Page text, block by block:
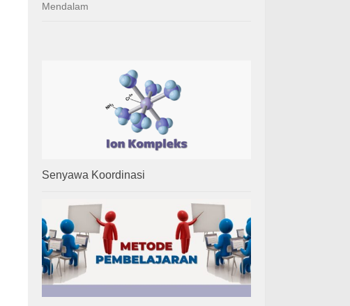
Mendalam
Senyawa Koordinasi